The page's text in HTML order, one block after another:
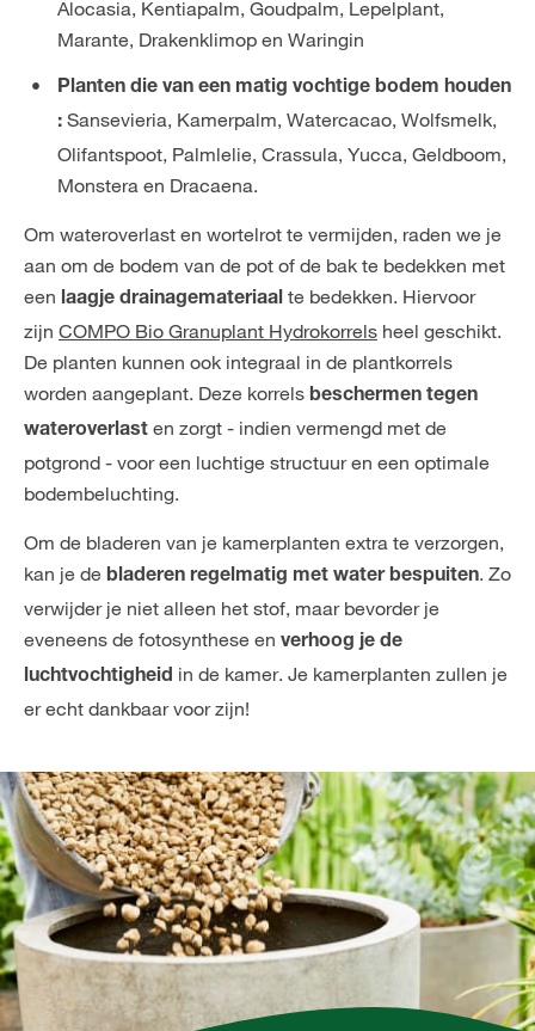
Alocasia, Kentiapalm, Goudpalm, Lepelplant,
Marante, Drakenklimop en Waringin
Planten die van een matig vochtige bodem houden
: Sansevieria, Kamerpalm, Watercacao, Wolfsmelk,
Olifantspoot, Palmlelie, Crassula, Yucca, Geldboom,
Monstera en Dracaena.
Om wateroverlast en wortelrot te vermijden, raden we je
aan om de bodem van de pot of de bak te bedekken met
een laagje drainagemateriaal te bedekken. Hiervoor
zijn COMPO Bio Granuplant Hydrokorrels heel geschikt.
De planten kunnen ook integraal in de plantkorrels
worden aangeplant. Deze korrels beschermen tegen
wateroverlast en zorgt - indien vermengd met de
potgrond - voor een luchtige structuur en een optimale
bodembeluchting.
Om de bladeren van je kamerplanten extra te verzorgen,
kan je de bladeren regelmatig met water bespuiten. Zo
verwijder je niet alleen het stof, maar bevorder je
eveneens de fotosynthese en verhoog je de
luchtvochtigheid in de kamer. Je kamerplanten zullen je
er echt dankbaar voor zijn!